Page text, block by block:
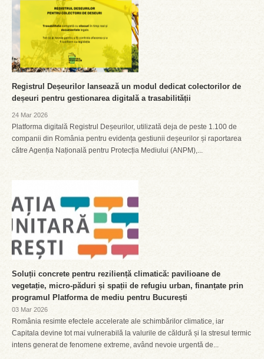
Registrul Deșeurilor lansează un modul dedicat colectorilor de
deșeuri pentru gestionarea digitală a trasabilității
24 Mar 2026
Platforma digitală Registrul Deșeurilor, utilizată deja de peste 1.100 de
companii din România pentru evidența gestiunii deșeurilor și raportarea
către Agenția Națională pentru Protecția Mediului (ANPM),...
Soluții concrete pentru reziliență climatică: pavilioane de
vegetație, micro-păduri și spații de refugiu urban, finanțate prin
programul Platforma de mediu pentru București
03 Mar 2026
România resimte efectele accelerate ale schimbărilor climatice, iar
Capitala devine tot mai vulnerabilă la valurile de căldură și la stresul termic
intens generat de fenomene extreme, având nevoie urgentă de...